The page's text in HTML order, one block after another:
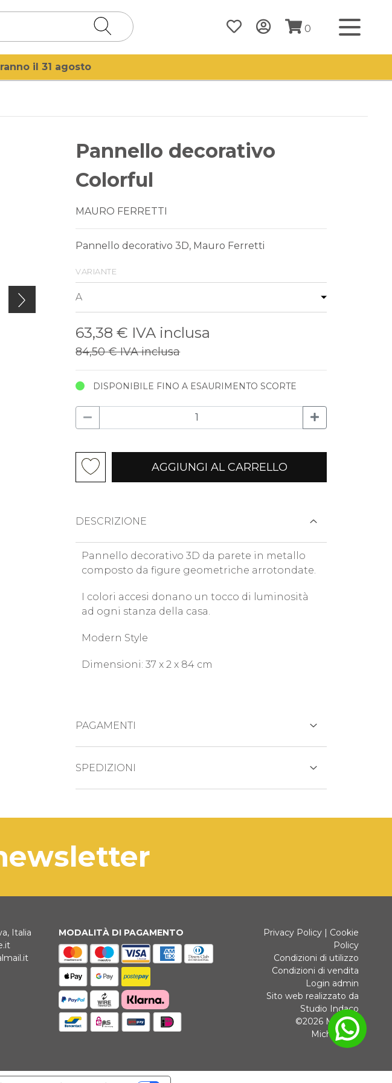
0
il 31 agosto
Pannello decorativo
Colorful
MAURO FERRETTI
Pannello decorativo 3D, Mauro Ferretti
variante
63,38 € IVA inclusa
84,50 €IVA inclusa
DISPONIBILE FINO A ESAURIMENTO SCORTE
AGGIUNGI AL CARRELLO
DESCRIZIONE
Pannello decorativo 3D da parete in metallo
composto da figure geometriche arrotondate.
I colori accesi donano un tocco di luminosità
ad ogni stanza della casa.
Modern Style
Dimensioni: 37 x 2 x 84 cm
PAGAMENTI
REINDIRIZZAMENTI BANCARI
SPEDIZIONI
3 giorni lavorativi.
consegna saranno comunicati
Italia
MODALITÀ DI PAGAMENTO Privacy Policy| Cookie
Policy
Condizioni di utilizzo
Condizioni di vendita
Login admin
Sito web realizzato da
Studio Indaco
©2026 Michele
Michielotto